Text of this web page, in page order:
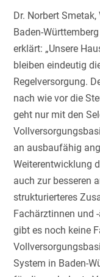
Dr. Norbert
Baden-
erklärt: „Unsere
bleiben eindeutig
Regelversorgung.
nach wie vor die
geht nur mit den
an ausbaufähig
Weiterentwicklung
auch zur besseren
strukturierteres
Fachärztinnen und
gibt es noch keine
System in Baden-